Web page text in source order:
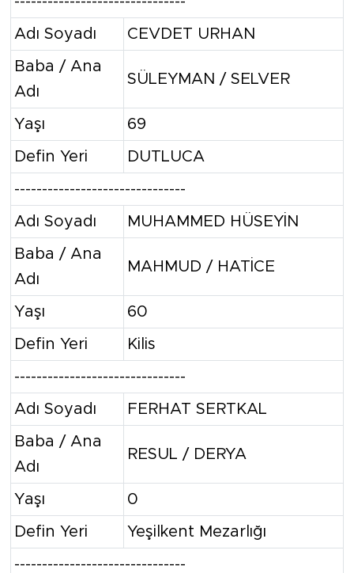
Adı Soyadı CEVDET URHAN
Baba / Ana
Adı
SÜLEYMAN / SELVER
Yaşı 69
Defin Yeri DUTLUCA
-------------------------------
Adı Soyadı MUHAMMED HÜSEYİN
Baba / Ana
Adı
MAHMUD / HATİCE
Yaşı 60
Defin Yeri Kilis
-------------------------------
Adı Soyadı FERHAT SERTKAL
Baba / Ana
Adı
RESUL / DERYA
Yaşı 0
Defin Yeri Yeşilkent Mezarlığı
-------------------------------